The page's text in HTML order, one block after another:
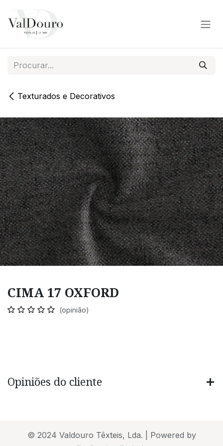
Texturados e Decorativos
CIMA 17 OXFORD
(opinião)
Opiniões do cliente
© 2024 Valdouro Têxteis, Lda. | Powered by